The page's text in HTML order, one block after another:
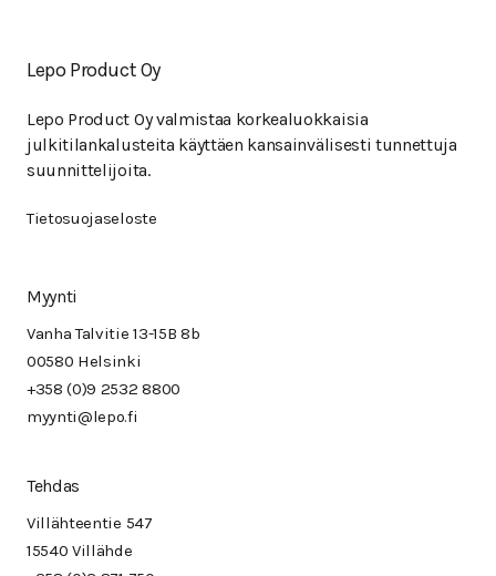
Lepo Product Oy
Lepo Product Oy valmistaa korkealuokkaisia
julkitilankalusteita käyttäen kansainvälisesti tunnettuja
suunnittelijoita.
Tietosuojaseloste
Myynti
Vanha Talvitie 13-15B 8b
00580 Helsinki
+358 (0)9 2532 8800
myynti@lepo.fi
Tehdas
Villähteentie 547
15540 Villähde